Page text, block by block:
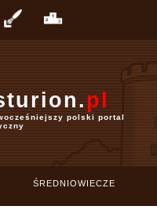
pl
polski portal
ŚREDNIOWIECZE